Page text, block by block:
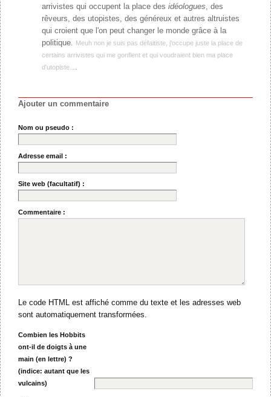
arrivistes qui occupent la place des idéologues, des
rêveurs, des utopistes, des généreux et autres altruistes
qui croient que l'on peut changer le monde grâce à la
politique. Meuh non je suis pas défaitiste, j'occupe juste la place de
certains arrivistes qui me gonflent et qui voudraient bien ma place
d'utopiste...
.
Ajouter un commentaire
Nom ou pseudo :
Adresse email :
Site web (facultatif) :
Commentaire :
Le code HTML est affiché comme du texte et les adresses web
sont automatiquement transformées.
Combien les Hobbits
ont-il de doigts à une
main (en lettre) ?
(indice: autant que les
vulcains)